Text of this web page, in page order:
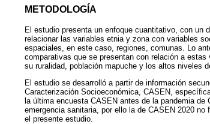
METODOLOGÍA
El estudio presenta un enfoque cuantitativo, con un
relacionar las variables etnia y zona con variables
espaciales, en este caso, regiones, comunas. Lo
comparativas que se presentan con relación a
su ruralidad, población mapuche y los altos niveles
El estudio se desarrolló a partir de información
Caracterización Socioeconómica, CASEN,
la última encuesta CASEN antes de la pandemia
emergencia sanitaria, por ello la de CASEN 2020
el presente estudio.